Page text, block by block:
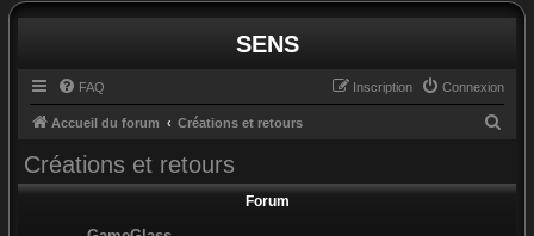
SENS
FAQ Connexion
Inscription
Accueil du forum Créations et retours
Créations et retours
Forum